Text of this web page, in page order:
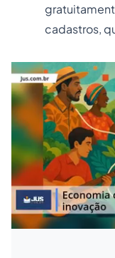
cadastros,